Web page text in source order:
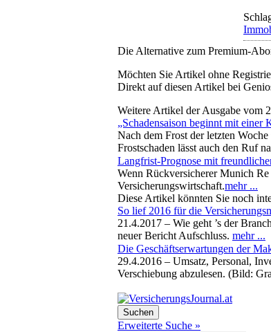
Die Alternative zum Premium-
Möchten Sie Artikel ohne
Direkt auf diesen Artikel bei
Weitere Artikel der Ausgabe vom
„Schadensaison beginnt mit einer
Nach dem Frost der letzten
Frostschaden lässt auch den Ruf
Langfrist-Prognose mit
Wenn Rückversicherer Munich
Versicherungswirtschaft.mehr ...
Diese Artikel könnten Sie noch
So lief 2016 für die
21.4.2017 – Wie geht ’s der
neuer Bericht Aufschluss. mehr ...
Die Geschäftserwartungen der
29.4.2016 – Umsatz, Personal,
Verschiebung abzulesen. (Bild:
Erweiterte Suche »